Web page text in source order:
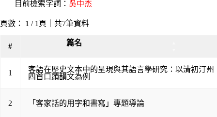
目前檢索字詞： 吳中杰
頁數： 1 / 1頁｜共7筆資料
# 篇名
1
客語在歷史文本中的呈現與其語言學研究：以清初汀州
四首口頭韻文為例
2 「客家話的用字和書寫」專題導論